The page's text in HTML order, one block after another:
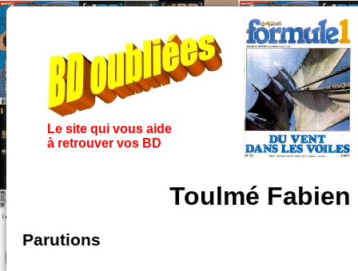
Le site qui vous aide
à retrouver vos BD
Toulmé
Parutions